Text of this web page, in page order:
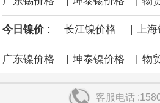
机存取存储器（DRAM）。
今日镍价 : 长江镍价格 | 上海
广东镍价格 | 坤泰镍价格 | 物
客服电话